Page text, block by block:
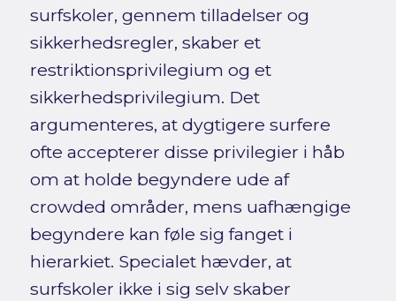
surfskoler, gennem tilladelser og
sikkerhedsregler, skaber et
restriktionsprivilegium og et
sikkerhedsprivilegium. Det
argumenteres, at dygtigere surfere
ofte accepterer disse privilegier i håb
om at holde begyndere ude af
crowded områder, mens uafhængige
begyndere kan føle sig fanget i
hierarkiet. Specialet hævder, at
surfskoler ikke i sig selv skaber